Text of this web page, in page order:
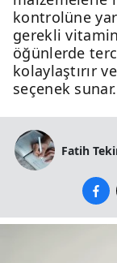
kontrolüne
gerekli
öğünlerde
kolaylaştırır
seçenek sunar.
Fatih